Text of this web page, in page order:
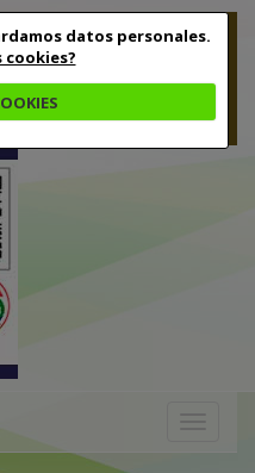
datos personales.
cookies?